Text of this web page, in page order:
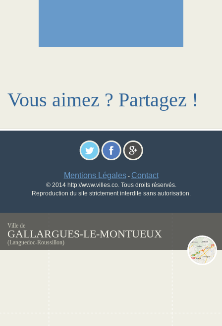
Vous aimez ? Partagez !
Mentions Légales- Contact
© 2014 http://www.villes.co. Tous droits réservés.
Reproduction du site strictement interdite sans autorisation.
Ville de
GALLARGUES-LE-MONTUEUX
(Languedoc-Roussillon)